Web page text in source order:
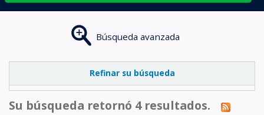
Búsqueda avanzada
Refinar su búsqueda
Su búsqueda retornó 4 resultados.